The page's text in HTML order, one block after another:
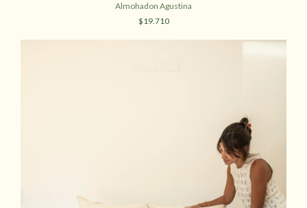
Almohadon Agustina
$19.710